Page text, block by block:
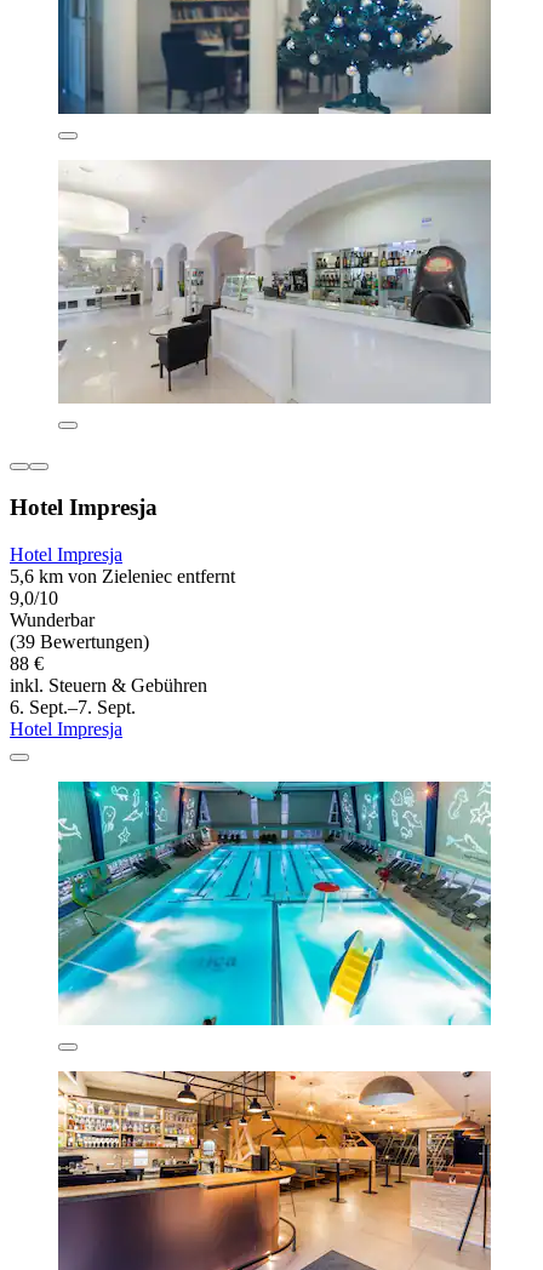
Hotel Impresja
Hotel Impresja
5,6 km von Zieleniec entfernt
9,0/10
Wunderbar
(39 Bewertungen)
88 €
inkl. Steuern & Gebühren
6. Sept.–7. Sept.
Hotel Impresja